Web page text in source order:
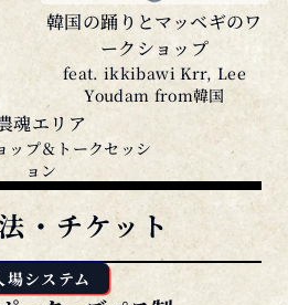
ークショップ
feat. ikkibawi Krr, Lee
Youdam from韓国
農魂エリア
ップ＆トークセッシ
ョン
・チケット
ーターズパス制